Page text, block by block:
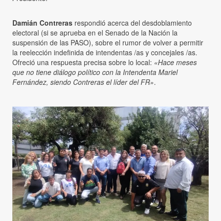
Damián Contreras respondió acerca del desdoblamiento
electoral (si se aprueba en el Senado de la Nación la
suspensión de las PASO), sobre el rumor de volver a permitir
la reelección indefinida de intendentas /as y concejales /as.
Ofreció una respuesta precisa sobre lo local: «Hace meses
que no tiene diálogo político con la Intendenta Mariel
Fernández, siendo Contreras el líder del FR».